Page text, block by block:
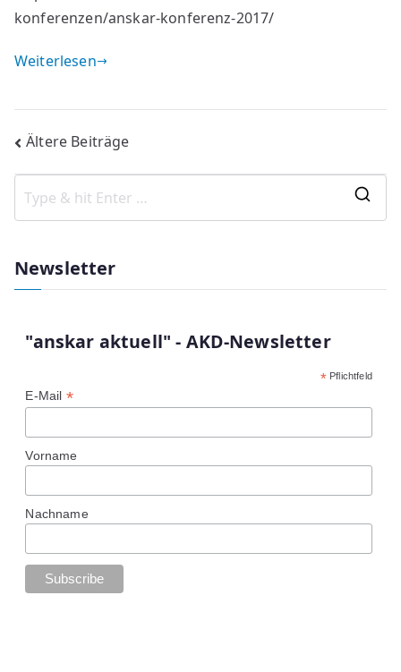
konferenzen/anskar-konferenz-2017/
Weiterlesen
Beitragsnavigation
Ältere Beiträge
r
Newsletter
"anskar aktuell" - AKD-Newsletter
*Pflichtfeld
E-Mail *
Vorname
Nachname